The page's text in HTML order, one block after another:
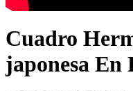
Cuadro
japonesa En